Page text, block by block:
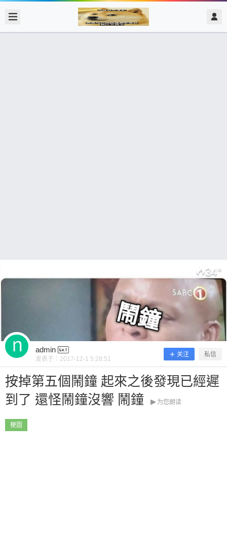
34°
admin
发表于： 2017-12-1 5:28:51
关注 私信
按掉第五個鬧鐘 起來之後發現已經遲
到了 還怪鬧鐘沒響 鬧鐘
为您朗读
梗圖
admin @ 梗圖大全 MEME NOW 2017/12/01